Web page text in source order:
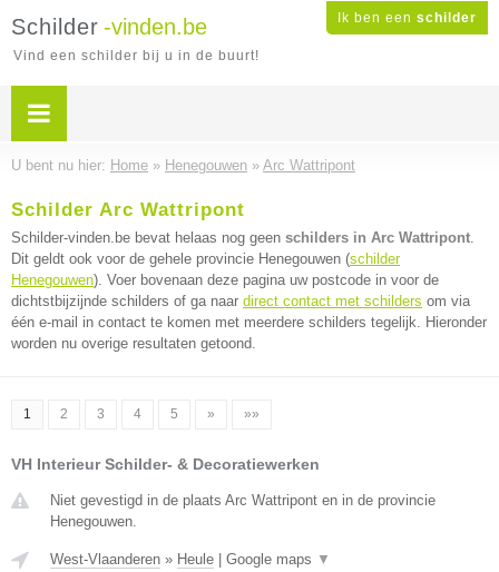
Ik ben een schilder
Schilder -vinden.be
Vind een schilder bij u in de buurt!
U bent nu hier: Home » Henegouwen » Arc Wattripont
Schilder Arc Wattripont
Schilder-vinden.be bevat helaas nog geen schilders in Arc Wattripont.
Dit geldt ook voor de gehele provincie Henegouwen (schilder
Henegouwen). Voer bovenaan deze pagina uw postcode in voor de
dichtstbijzijnde schilders of ga naar direct contact met schilders om via
één e-mail in contact te komen met meerdere schilders tegelijk. Hieronder
worden nu overige resultaten getoond.
1 2 3 4 5 » »»
VH Interieur Schilder- & Decoratiewerken
Niet gevestigd in de plaats Arc Wattripont en in de provincie
Henegouwen.
West-Vlaanderen » Heule Google maps ▼